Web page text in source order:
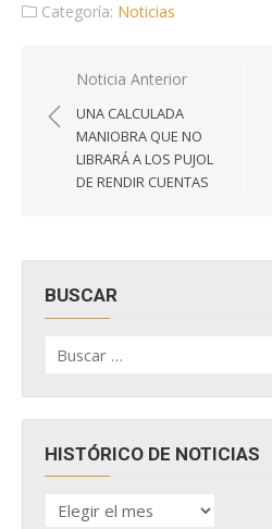
Categoría: Noticias
Navegación
de
entradas
Noticia Anterior
UNA CALCULADA
MANIOBRA QUE NO
LIBRARÁ A LOS PUJOL
DE RENDIR CUENTAS
BUSCAR
por:
HISTÓRICO DE NOTICIAS
HISTÓRICO
DE